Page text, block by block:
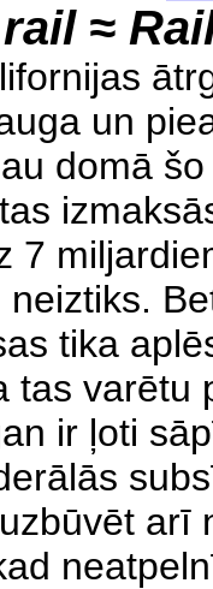
≈
un
domā
7
neiztiks.
tika
tas varētu
ir ļoti
arī